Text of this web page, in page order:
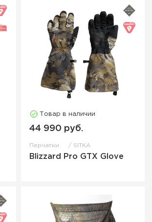
Товар в наличии
44 990 руб.
Перчатки SITKA
Blizzard Pro GTX Glove